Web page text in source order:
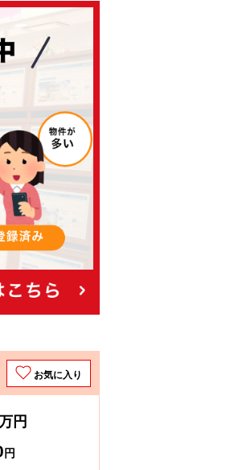
お気に入り
円
円